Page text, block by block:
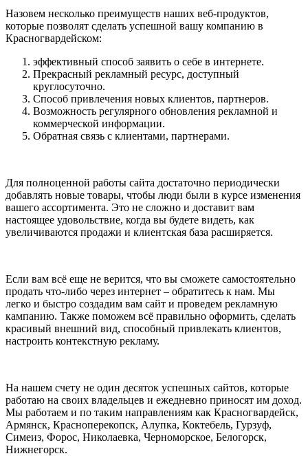
Назовем несколько преимуществ наших веб-продуктов,
которые позволят сделать успешной вашу компанию в
Красногвардейском:
эффективный способ заявить о себе в интернете.
Прекрасный рекламный ресурс, доступный
круглосуточно.
Способ привлечения новых клиентов, партнеров.
Возможность регулярного обновления рекламной и
коммерческой информации.
Обратная связь с клиентами, партнерами.
Для полноценной работы сайта достаточно периодически
добавлять новые товары, чтобы люди были в курсе изменения
вашего ассортимента. Это не сложно и доставит вам
настоящее удовольствие, когда вы будете видеть, как
увеличиваются продажи и клиентская база расширяется.
Если вам всё еще не верится, что вы сможете самостоятельно
продать что-либо через интернет – обратитесь к нам. Мы
легко и быстро создадим вам сайт и проведем рекламную
кампанию. Также поможем всё правильно оформить, сделать
красивый внешний вид, способный привлекать клиентов,
настроить контекстную рекламу.
На нашем счету не один десяток успешных сайтов, которые
работаю на своих владельцев и ежедневно приносят им доход.
Мы работаем и по таким направлениям как Красногвардейск,
Армянск, Красноперекопск, Алупка, Коктебель, Гурзуф,
Симеиз, Форос, Николаевка, Черноморское, Белогорск,
Нижнегорск.